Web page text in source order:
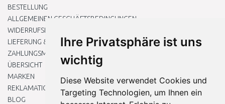
Ihre Privatsphäre ist uns
wichtig
Diese Website verwendet Cookies und
Targeting Technologien, um Ihnen ein
BESTELLUNG
ALLGEMEINEN GESCHÄFTSBEDINGUNGEN
WIDERRUFSRECHT
LIEFERUNG & ZAHLUNG
ZAHLUNGSMETHODEN
ÜBERSICHT
MARKEN
REKLAMATIONEN UND RETOUREN
BLOG